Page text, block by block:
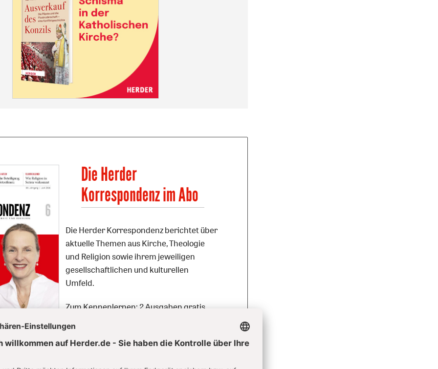
Die Herder
Korrespondenz im Abo
Die Herder Korrespondenz berichtet über
aktuelle Themen aus Kirche, Theologie
und Religion sowie ihrem jeweiligen
gesellschaftlichen und kulturellen
Umfeld.
Zum Kennenlernen: 2 Ausgaben gratis